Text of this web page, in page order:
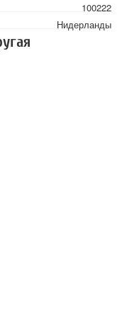
100222
Нидерланды